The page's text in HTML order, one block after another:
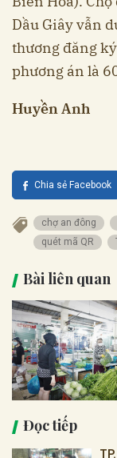
Dầu Giây vẫn
thương đăng
phương án là
Huyền Anh
Chia sẻ Facebook
chợ an đông
quét mã QR
Bài liên quan
Đọc tiếp